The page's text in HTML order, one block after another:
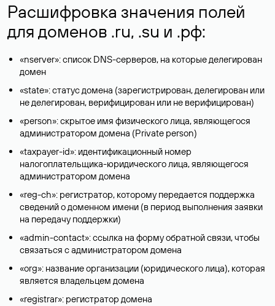
Расшифровка значения полей
для доменов .ru, .su и .рф:
«nserver»: список DNS-серверов, на которые делегирован
домен
«state»: статус домена (зарегистрирован, делегирован или
не делегирован, верифицирован или не верифицирован)
«person»: скрытое имя физического лица, являющегося
администратором домена (Privatе person)
«taxpayer-id»: идентификационный номер
налогоплательщика-юридического лица, являющегося
администратором домена
«reg-ch»: регистратор, которому передается поддержка
сведений о доменном имени (в период выполнения заявки
на передачу поддержки)
«admin-contact»: ссылка на форму обратной связи, чтобы
связаться с администратором домена
«org»: название организации (юридического лица), которая
является владельцем домена
«registrar»: регистратор домена